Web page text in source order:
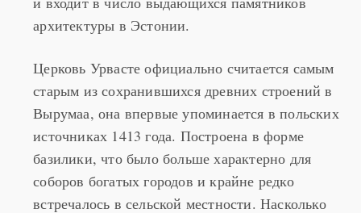
старым из сохранившихся древних строений в
Вырумаа, она впервые упоминается в польских
источниках 1413 года. Построена в форме
базилики, что было больше характерно для
соборов богатых городов и крайне редко
встречалось в сельской местности. Насколько
нам известно, Церковь Урвасте - единственная